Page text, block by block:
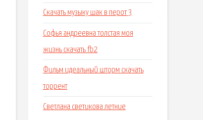
Скачать музыку шак в перот 3
Софья андреевна толстая моя
жизнь скачать fb2
Фильм идеальный шторм скачать
торрент
Светлана светикова летние